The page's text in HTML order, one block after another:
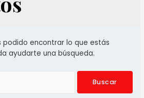
podido encontrar lo que estás
ayudarte una búsqueda.